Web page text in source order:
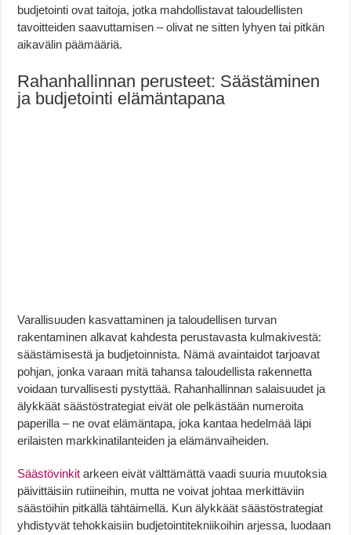
budjetointi ovat taitoja, jotka mahdollistavat taloudellisten
tavoitteiden saavuttamisen – olivat ne sitten lyhyen tai pitkän
aikavälin päämääriä.
Rahanhallinnan perusteet: Säästäminen
ja budjetointi elämäntapana
Varallisuuden kasvattaminen ja taloudellisen turvan
rakentaminen alkavat kahdesta perustavasta kulmakivestä:
säästämisestä ja budjetoinnista. Nämä avaintaidot tarjoavat
pohjan, jonka varaan mitä tahansa taloudellista rakennetta
voidaan turvallisesti pystyttää. Rahanhallinnan salaisuudet ja
älykkäät säästöstrategiat eivät ole pelkästään numeroita
paperilla – ne ovat elämäntapa, joka kantaa hedelmää läpi
erilaisten markkinatilanteiden ja elämänvaiheiden.
Säästövinkit arkeen eivät välttämättä vaadi suuria muutoksia
päivittäisiin rutiineihin, mutta ne voivat johtaa merkittäviin
säästöihin pitkällä tähtäimellä. Kun älykkäät säästöstrategiat
yhdistyvät tehokkaisiin budjetointitekniikoihin arjessa, luodaan